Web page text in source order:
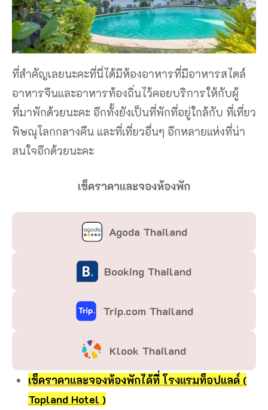
ที่สำคัญเลยนะคะที่นี่ได้มีห้องอาหารที่มีอาหารสไตล์
อาหารจีนและอาหารท้องถิ่นไว้คอยบริการให้กับผู้
ที่มาพักด้วยนะคะ อีกทั้งยังเป็นที่พักที่อยู่ใกล้กับ ที่เที่ยว
พิษณุโลกกลางคืน และที่เที่ยวอื่นๆ อีกหลายแห่งที่น่า
สนใจอีกด้วยนะคะ
เช็คราคาและจองห้องพัก
Agoda Thailand
Booking Thailand
Trip.com Thailand
Klook Thailand
เช็คราคาและจองห้องพักได้ที่ โรงแรมท็อปแลด์ (
Topland Hotel )